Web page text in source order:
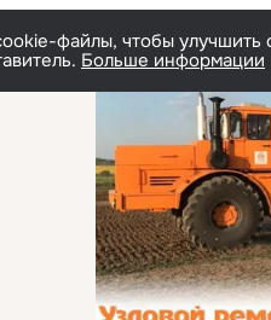
файлы, чтобы улучшить
Больше информации